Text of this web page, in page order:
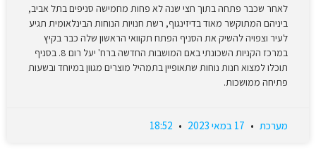
לאחר שכבר פתחה בתוך חצי שנה לא פחות מחמישה סניפים בתל אביב,
ביניהם המתוקשר מאוד בדיזינגוף, רשת חנויות הנוחות הבינלאומית תגיע
לעיר וצפויה להשיק את הסניף הפתח תקוואי הראשון שלה כבר בקיץ
במרכז הקניות השכונתי באם המושבות החדשה ברח' יעל רום 8. בסניף
תוכלו למצוא חנות נוחות שתאופיין בתמהיל מוצרים מגוון במיוחד ובשעות
פתיחה ממושכות.
מערכת